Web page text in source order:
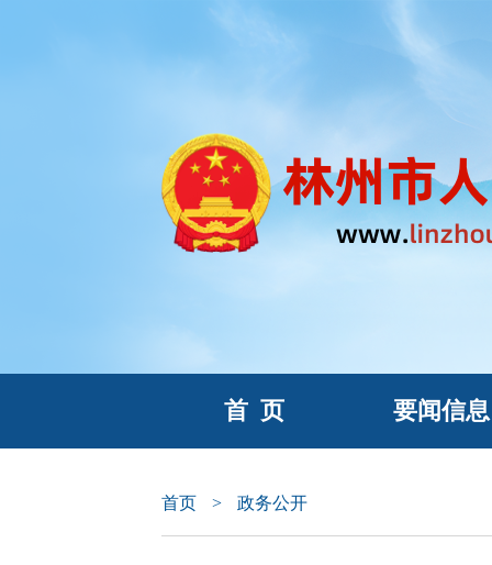
首 页 要闻信息
首页 > 政务公开